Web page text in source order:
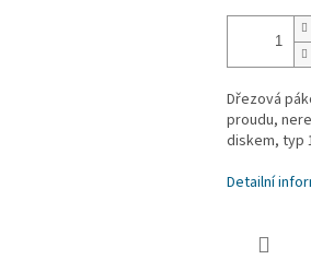
Dřezová
proudu,
diskem, typ
Detailní